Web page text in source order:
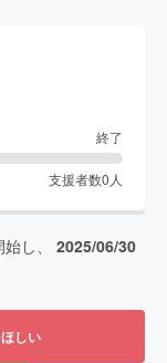
終了
支援者数0 人
し、 2025/06/30
しい